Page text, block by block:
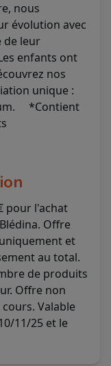
nous
évolution avec
de leur
enfants ont
nos
unique :
*Contient
pour l'achat
Offre
et
au total.
de produits
Offre non
Valable
11/25 et le